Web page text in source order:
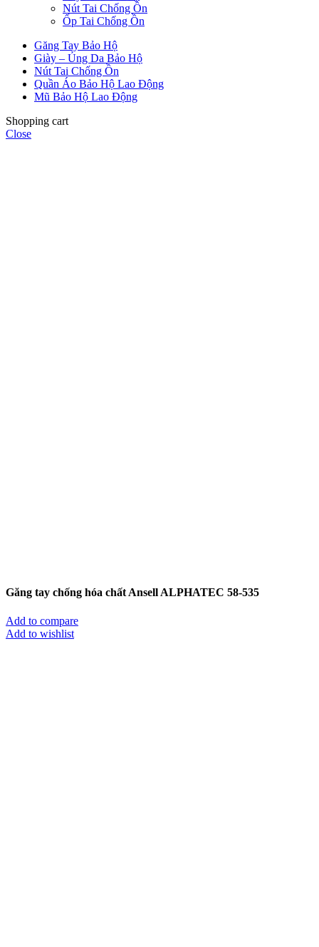
Nút Tai Chống Ồn
Ốp Tai Chống Ồn
Găng Tay Bảo Hộ
Giày – Ủng Da Bảo Hộ
Nút Tai Chống Ồn
Quần Áo Bảo Hộ Lao Động
Mũ Bảo Hộ Lao Động
Shopping cart
Close
Găng tay chống hóa chất Ansell ALPHATEC 58-535
Add to compare
Add to wishlist